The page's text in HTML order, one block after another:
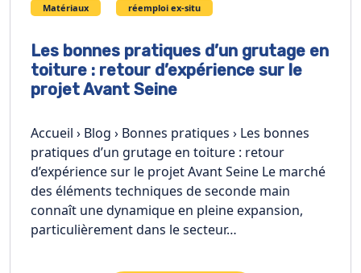
Matériaux réemploi ex-situ
Les bonnes pratiques d’un grutage en
toiture : retour d’expérience sur le
projet Avant Seine
Accueil › Blog › Bonnes pratiques › Les bonnes
pratiques d’un grutage en toiture : retour
d’expérience sur le projet Avant Seine Le marché
des éléments techniques de seconde main
connaît une dynamique en pleine expansion,
particulièrement dans le secteur…